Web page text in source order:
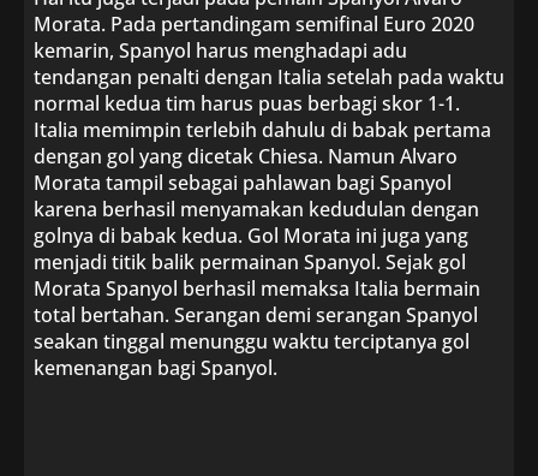
Morata. Pada pertandingam semifinal Euro 2020
kemarin, Spanyol harus menghadapi adu
tendangan penalti dengan Italia setelah pada waktu
normal kedua tim harus puas berbagi skor 1-1.
Italia memimpin terlebih dahulu di babak pertama
dengan gol yang dicetak Chiesa. Namun Alvaro
Morata tampil sebagai pahlawan bagi Spanyol
karena berhasil menyamakan kedudulan dengan
golnya di babak kedua. Gol Morata ini juga yang
menjadi titik balik permainan Spanyol. Sejak gol
Morata Spanyol berhasil memaksa Italia bermain
total bertahan. Serangan demi serangan Spanyol
seakan tinggal menunggu waktu terciptanya gol
kemenangan bagi Spanyol.